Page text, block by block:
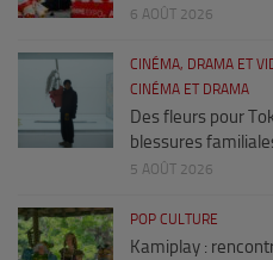
6 AOÛT 2026
CINÉMA, DRAMA ET
CINÉMA ET DRAMA
Des fleurs pour
blessures
5 AOÛT 2026
POP CULTURE
Kamiplay :